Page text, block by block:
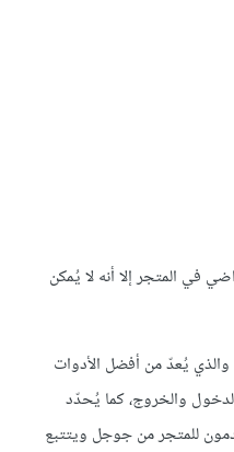
في المتجر إلا أنه لا يُمكن
يُعدّ من أفضل الأدوات
والخروج، كما يُحدّد
للمتجر من جوجل ويتتبع